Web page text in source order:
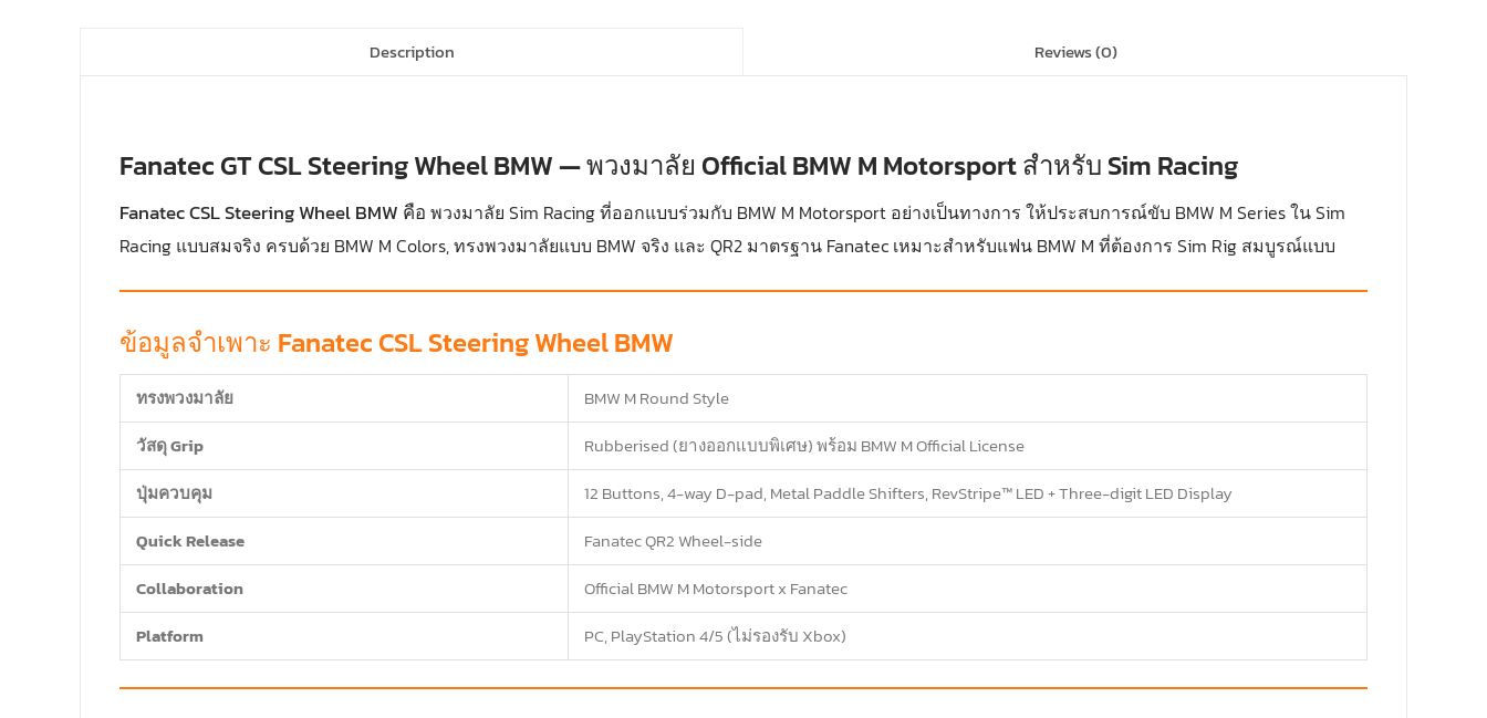
Description Reviews (0)
Fanatec GT CSL Steering Wheel BMW — พวงมาลัย Official BMW M Motorsport สำหรับ Sim Racing
Fanatec CSL Steering Wheel BMW คือ พวงมาลัย Sim Racing ที่ออกแบบร่วมกับ BMW M Motorsport อย่างเป็นทางการ ให้ประสบการณ์ขับ BMW M Series ใน Sim
Racing แบบสมจริง ครบด้วย BMW M Colors, ทรงพวงมาลัยแบบ BMW จริง และ QR2 มาตรฐาน Fanatec เหมาะสำหรับแฟน BMW M ที่ต้องการ Sim Rig สมบูรณ์แบบ
ข้อมูลจำเพาะ Fanatec CSL Steering Wheel BMW
ทรงพวงมาลัย
BMW M Round Style
วัสดุ Grip
Rubberised (ยางออกแบบพิเศษ) พร้อม BMW M Official License
ปุ่มควบคุม
12 Buttons, 4-way D-pad, Metal Paddle Shifters, RevStripe™ LED + Three-digit LED Display
Quick Release
Fanatec QR2 Wheel-side
Collaboration
Official BMW M Motorsport x Fanatec
Platform
PC, PlayStation 4/5 (ไม่รองรับ Xbox)